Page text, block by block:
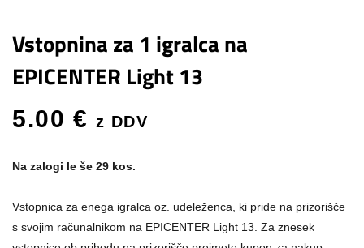
Vstopnina za 1 igralca na
EPICENTER Light 13
5.00 € z DDV
Na zalogi le še 29 kos.
Vstopnica za enega igralca oz. udeleženca, ki pride na prizorišče
s svojim računalnikom na EPICENTER Light 13. Za znesek